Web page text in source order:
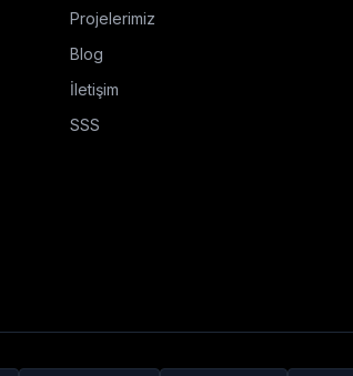
Projelerimiz
Blog
İletişim
SSS